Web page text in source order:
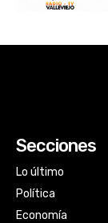
Secciones
Lo último
Política
Economía